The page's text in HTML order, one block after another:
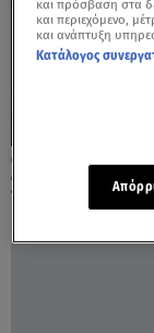
Σεισμός 4,9
και πρόσβαση στα
και περιεχόμενο,
και ανάπτυξη
Κατάλογος